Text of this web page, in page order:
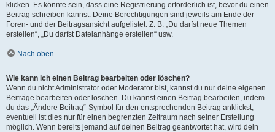
klicken. Es könnte sein, dass eine Registrierung erforderlich ist, bevor du einen
Beitrag schreiben kannst. Deine Berechtigungen sind jeweils am Ende der
Foren- und der Beitragsansicht aufgelistet. Z. B. „Du darfst neue Themen
erstellen“, „Du darfst Dateianhänge erstellen“ usw.
Nach oben
Wie kann ich einen Beitrag bearbeiten oder löschen?
Wenn du nicht Administrator oder Moderator bist, kannst du nur deine eigenen
Beiträge bearbeiten oder löschen. Du kannst einen Beitrag bearbeiten, indem
du das „Ändere Beitrag“-Symbol für den entsprechenden Beitrag anklickst;
eventuell ist dies nur für einen begrenzten Zeitraum nach seiner Erstellung
möglich. Wenn bereits jemand auf deinen Beitrag geantwortet hat, wird dein